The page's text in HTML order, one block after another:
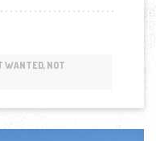
WANTED, NOT